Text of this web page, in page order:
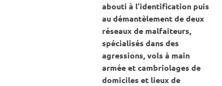
abouti à l’identification puis
au démantèlement de deux
réseaux de malfaiteurs,
spécialisés dans des
agressions, vols à main
armée et cambriolages de
domiciles et lieux de